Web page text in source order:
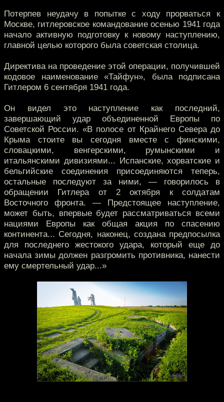
Потерпев неудачу в попытке с ходу прорваться к
Москве, гитлеровское командование осенью 1941 года
начало активную подготовку к новому наступлению,
главной целью которого была советская столица.
Директива на проведение этой операции, получившей
кодовое наименование «Тайфун», была подписана
Гитлером 6 сентября 1941 года.
Он видел это наступление как последний,
завершающий удар объединенной Европы по
Советской России. «В полосе от Крайнего Севера до
Крыма стоите вы сегодня вместе с финскими,
словацкими, венгерскими, румынскими и
итальянскими дивизиями... Испанские, хорватские и
бельгийские соединения присоединяются теперь,
остальные последуют за ними, — говорилось в
обращении Гитлера от 2 октября к солдатам
Восточного фронта. — Предстоящее наступление,
может быть, впервые будет рассматриваться всеми
нациями Европы как общая акция по спасению
континента... Сегодня, наконец, создана предпосылка
для последнего жестокого удара, который еще до
начала зимы должен разгромить противника, нанести
ему смертельный удар...»